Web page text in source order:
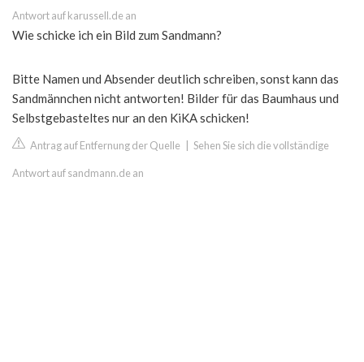
Antwort auf karussell.de an
Wie schicke ich ein Bild zum Sandmann?
Bitte Namen und Absender deutlich schreiben, sonst kann das
Sandmännchen nicht antworten! Bilder für das Baumhaus und
Selbstgebasteltes nur an den KiKA schicken!
Antrag auf Entfernung der Quelle Sehen Sie sich die vollständige
Antwort auf sandmann.de an